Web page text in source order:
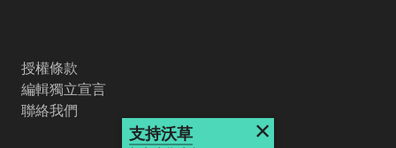
授權條款
編輯獨立宣言
聯絡我們
支持沃草 ×